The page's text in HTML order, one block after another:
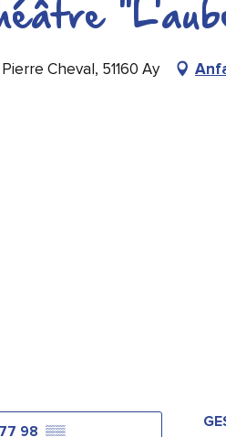
Cheval, 51160 Ay
98 ▒▒